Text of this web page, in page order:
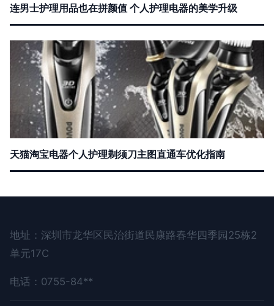
连男士护理用品也在拼颜值 个人护理电器的美学升级
天猫淘宝电器个人护理剃须刀主图直通车优化指南
地址：深圳市龙华区民治街道民康路春华四季园25栋2
单元17C
电话：0755-84**